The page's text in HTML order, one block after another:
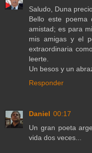
Saludo, Duna
Bello este poema
amistad; es para
mis amigas y el
extraordinaria
leerte.
Un besos y un
Responder
Daniel 00:17
Un gran poeta
vida dos veces...